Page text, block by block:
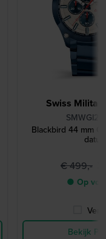
Swiss
Blackbird 44 mm
€ 499,-
● Op
Bekijk